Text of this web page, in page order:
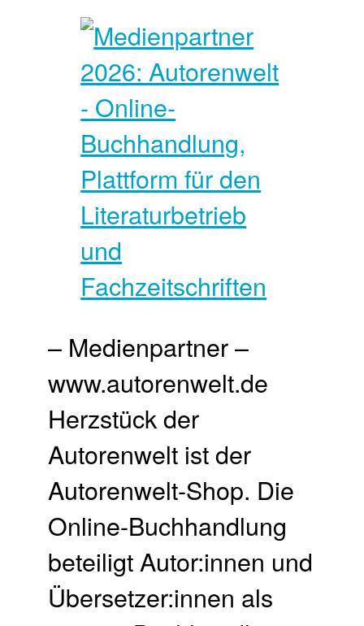
– Medienpartner –
www.autorenwelt.de
Herzstück der
Autorenwelt ist der
Autorenwelt-Shop. Die
Online-Buchhandlung
beteiligt Autor:innen und
Übersetzer:innen als